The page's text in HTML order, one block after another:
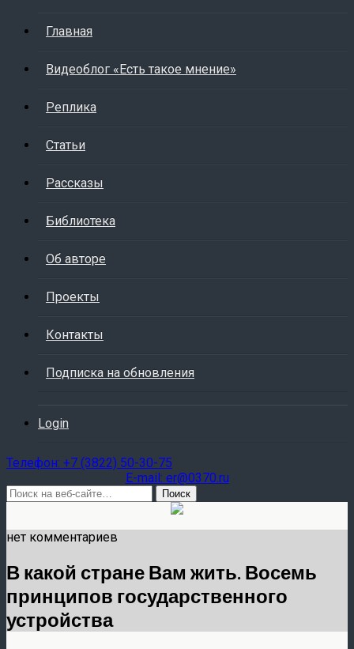
Главная
Видеоблог «Есть такое мнение»
Реплика
Статьи
Рассказы
Библиотека
Об авторе
Проекты
Контакты
Подписка на обновления
Login
Teлефон: +7 (3822) 50-30-75
E-mail: er@0370.ru
нет комментариев
В какой стране Вам жить. Восемь
принципов государственного
устройства